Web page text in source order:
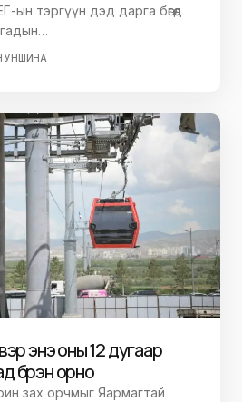
тэргүүн дэд дарга бөгөөд
УНШИНА
энэ оны 12 дугаар
бүрэн орно
зах орчмыг Яармагтай